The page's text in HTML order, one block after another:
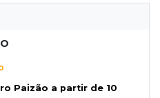
Paizão a partir de 10